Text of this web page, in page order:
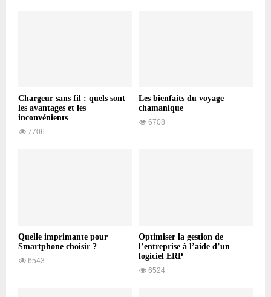
Chargeur sans fil : quels sont
les avantages et les
inconvénients
7706
Les bienfaits du voyage
chamanique
6708
Quelle imprimante pour
Smartphone choisir ?
6543
Optimiser la gestion de
l’entreprise à l’aide d’un
logiciel ERP
6524